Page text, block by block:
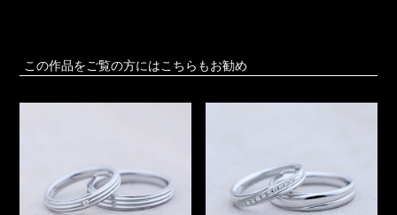
この作品をご覧の方にはこちらもお勧め